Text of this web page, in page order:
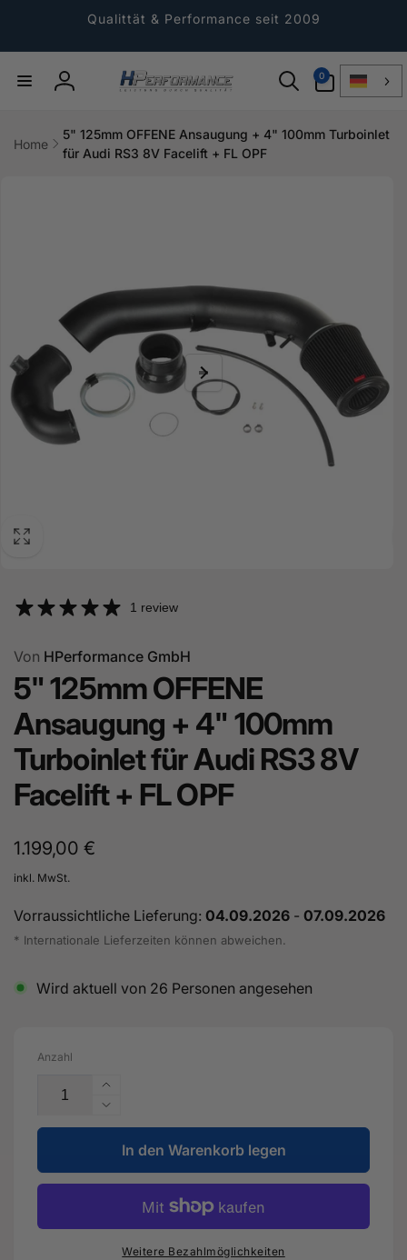
Qualittät & Performance seit 2009
Einloggen
0
Artikel
Home
5" 125mm OFFENE Ansaugung + 4" 100mm Turboinlet
für Audi RS3 8V Facelift + FL OPF
1 review
Von HPerformance GmbH
5" 125mm OFFENE
Ansaugung + 4" 100mm
Turboinlet für Audi RS3 8V
Facelift + FL OPF
Normaler
Preis
1.199,00 €
inkl. MwSt.
Vorraussichtliche Lieferung: 04.09.2026 - 07.09.2026
* Internationale Lieferzeiten können abweichen.
Wird aktuell von 26 Personen angesehen
Anzahl
Erhöhe
die
Menge
für
5&quot;
125mm
OFFENE
Ansaugung
Verringere
die
Menge
für
5&quot;
125mm
OFFENE
Ansaugung
In den Warenkorb legen
Weitere Bezahlmöglichkeiten